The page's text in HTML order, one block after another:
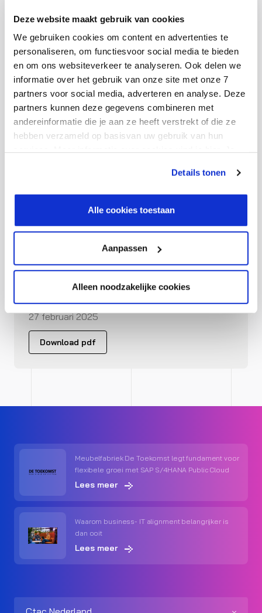
Deze website maakt gebruik van cookies
We gebruiken cookies om content en advertenties te
personaliseren, om functiesvoor social media te bieden
en om ons websiteverkeer te analyseren. Ook delen we
informatie over het gebruik van onze site met onze 7
partners voor social media, adverteren en analyse. Deze
partners kunnen deze gegevens combineren met
andereinformatie die je aan ze heeft verstrekt of die ze
hebben verzameld op basisvan uw gebruik van hun
aanpassen via de CO-knop linksonder. Lees meer over
hoe wij jouw gegevensverwerken in onze privacy- en
Details tonen
Alle cookies toestaan
Aanpassen
Alleen noodzakelijke cookies
veranderende markt
27 februari 2025
Download pdf
Meubelfabriek De Toekomst legt fundament voor
flexibele groei met SAP S/4HANA Public Cloud
Lees meer
Waarom business- IT alignment belangrijker is
dan ooit
Lees meer